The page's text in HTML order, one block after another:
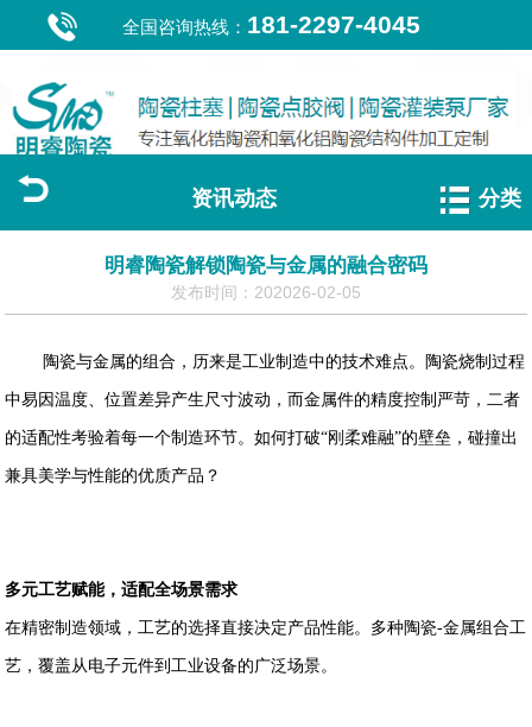
全国咨询热线： 181-2297-4045
资讯动态 分类
明睿陶瓷解锁陶瓷与金属的融合密码
发布时间：202026-02-05
陶瓷与金属的组合，历来是工业制造中的技术难点。陶瓷烧制过程
中易因温度、位置差异产生尺寸波动，而金属件的精度控制严苛，二者
的适配性考验着每一个制造环节。如何打破“刚柔难融”的壁垒，碰撞出
兼具美学与性能的优质产品？
多元工艺赋能，适配全场景需求
在精密制造领域，工艺的选择直接决定产品性能。多种陶瓷-金属组合工
艺，覆盖从电子元件到工业设备的广泛场景。